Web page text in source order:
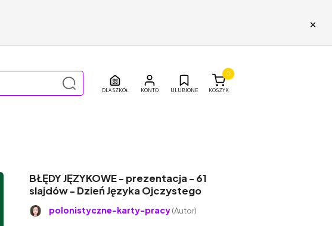
×
DLA SZKÓŁ ULUBIONE KOSZYK
0
BŁĘDY JĘZYKOWE - prezentacja - 61
slajdów - Dzień Języka Ojczystego
polonistyczne-karty-pracy(Autor)